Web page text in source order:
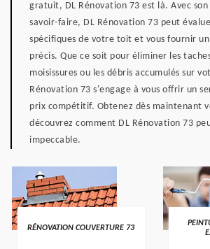
gratuit, DL Rénovation 73 est là. Avec
savoir-faire, DL Rénovation 73 peut
spécifiques de votre toit et vous fournir
précis. Que ce soit pour éliminer les
moisissures ou les débris accumulés sur
Rénovation 73 s'engage à vous offrir un
prix compétitif. Obtenez dès maintenant
découvrez comment DL Rénovation 73
impeccable.
RÉNOVATION COUVERTURE 73